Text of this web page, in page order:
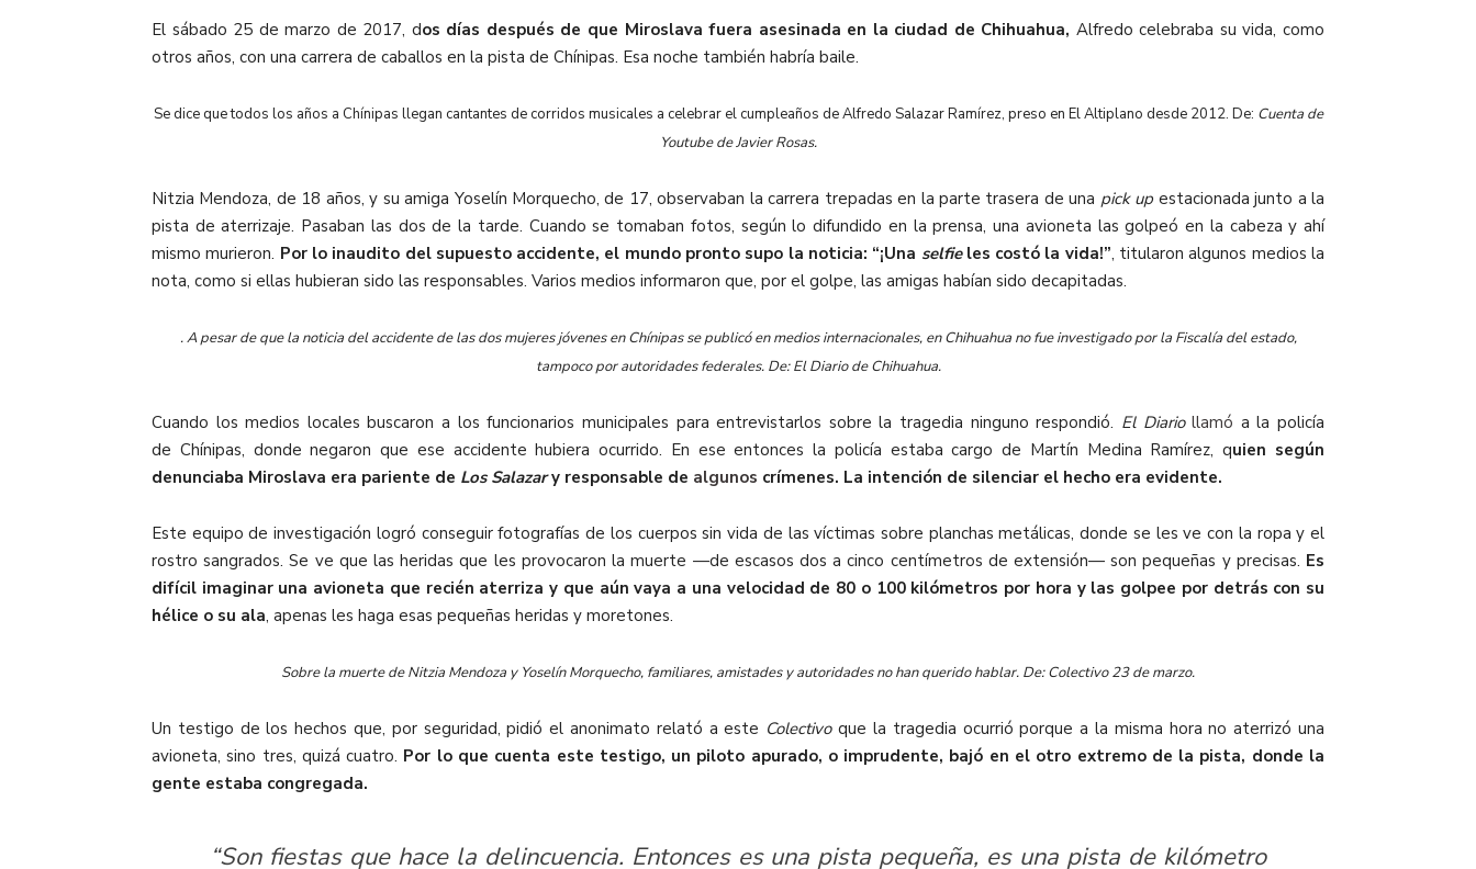
El sábado 25 de marzo de 2017, dos días después de que Miroslava fuera asesinada en la ciudad de Chihuahua, Alfredo celebraba su vida, como
otros años, con una carrera de caballos en la pista de Chínipas. Esa noche también habría baile.
Se dice que todos los años a Chínipas llegan cantantes de corridos musicales a celebrar el cumpleaños de Alfredo Salazar Ramírez, preso en El Altiplano desde 2012. De: Cuenta de
Youtube de Javier Rosas.
Nitzia Mendoza, de 18 años, y su amiga Yoselín Morquecho, de 17, observaban la carrera trepadas en la parte trasera de una pick up estacionada junto a la
pista de aterrizaje. Pasaban las dos de la tarde. Cuando se tomaban fotos, según lo difundido en la prensa, una avioneta las golpeó en la cabeza y ahí
mismo murieron. Por lo inaudito del supuesto accidente, el mundo pronto supo la noticia: “¡Una selfieles costó la vida!”, titularon algunos medios la
nota, como si ellas hubieran sido las responsables. Varios medios informaron que, por el golpe, las amigas habían sido decapitadas.
. A pesar de que la noticia del accidente de las dos mujeres jóvenes en Chínipas se publicó en medios internacionales, en Chihuahua no fue investigado por la Fiscalía del estado,
tampoco por autoridades federales. De: El Diario de Chihuahua.
Cuando los medios locales buscaron a los funcionarios municipales para entrevistarlos sobre la tragedia ninguno respondió. El Diario llamó a la policía
de Chínipas, donde negaron que ese accidente hubiera ocurrido. En ese entonces la policía estaba cargo de Martín Medina Ramírez, quien según
denunciaba Miroslava era pariente de Los Salazary responsable de algunos crímenes. La intención de silenciar el hecho era evidente.
Este equipo de investigación logró conseguir fotografías de los cuerpos sin vida de las víctimas sobre planchas metálicas, donde se les ve con la ropa y el
rostro sangrados. Se ve que las heridas que les provocaron la muerte —de escasos dos a cinco centímetros de extensión— son pequeñas y precisas. Es
difícil imaginar una avioneta que recién aterriza y que aún vaya a una velocidad de 80 o 100 kilómetros por hora y las golpee por detrás con su
hélice o su ala, apenas les haga esas pequeñas heridas y moretones.
Sobre la muerte de Nitzia Mendoza y Yoselín Morquecho, familiares, amistades y autoridades no han querido hablar. De: Colectivo 23 de marzo.
Un testigo de los hechos que, por seguridad, pidió el anonimato relató a este Colectivoque la tragedia ocurrió porque a la misma hora no aterrizó una
avioneta, sino tres, quizá cuatro. Por lo que cuenta este testigo, un piloto apurado, o imprudente, bajó en el otro extremo de la pista, donde la
gente estaba congregada.
“Son fiestas que hace la delincuencia. Entonces es una pista pequeña, es una pista de kilómetro